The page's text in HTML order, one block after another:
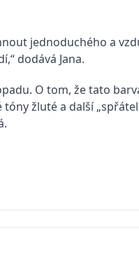
jednoduchého a
dodává Jana.
O tom, že tato
žluté a další